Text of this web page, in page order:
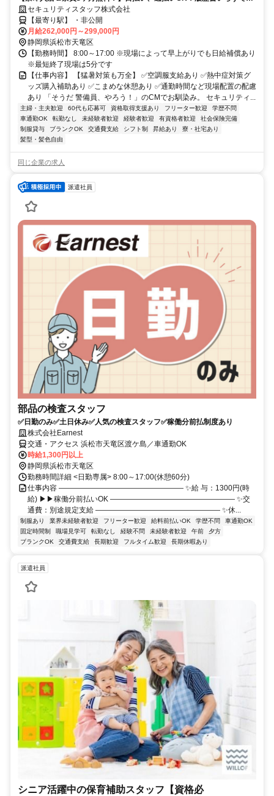
用率99％で安定生活スタート！
セキュリティスタッフ株式会社
【最寄り駅】 ・非公開
月給262,000円～299,000円
静岡県浜松市天竜区
【勤務時間】 8:00～17:00 ※現場によって早上がりでも日給補償あり
※最短終了現場は5分です
【仕事内容】 【猛暑対策も万全】 ✅空調服支給あり ✅熱中症対策グ
ッズ購入補助あり ✅こまめな休憩あり ✅通勤時間など現場配置の配慮
あり 「そうだ 警備員、やろう！」のCMでお馴染み。 セキュリティ...
主婦・主夫歓迎 60代も応募可 資格取得支援あり フリーター歓迎
学歴不問
車通勤OK
転勤なし 未経験者歓迎 経験者歓迎 有資格者歓迎
社会保険完備
制服貸与
ブランクOK 交通費支給 シフト制 昇給あり
寮・社宅あり
髪型・髪色自由
同じ企業の求人
派遣社員
部品の検査スタッフ
✅日勤のみ✅土日休み✅人気の検査スタッフ✅稼働分前払制度あり
株式会社Earnest
交通・アクセス 浜松市天竜区渡ケ島／車通勤OK
時給1,300円以上
静岡県浜松市天竜区
勤務時間詳細 <日勤専属> 8:00～17:00(休憩60分)
仕事内容 ――――――――――――――――― ✨給 与：1300円(時
給) ▶▶稼働分前払いOK ――――――――――――――――― ✨交
通費：別途規定支給 ――――――――――――――――― ✨休...
制服あり 業界未経験者歓迎 フリーター歓迎 給料前払いOK 学歴不問
車通勤OK
固定時間制
職場見学可 転勤なし 経験不問 未経験者歓迎 午前
夕方
ブランクOK
交通費支給 長期歓迎 フルタイム歓迎 長期休暇あり
派遣社員
シニア活躍中の保育補助スタッフ【資格必